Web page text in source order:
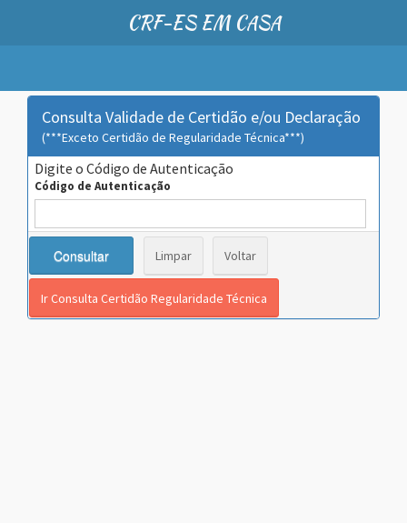
CRF-ES EM CASA
Consulta Validade de Certidão e/ou Declaração
(***Exceto Certidão de Regularidade Técnica***)
Digite o Código de Autenticação
Código de Autenticação
Consultar